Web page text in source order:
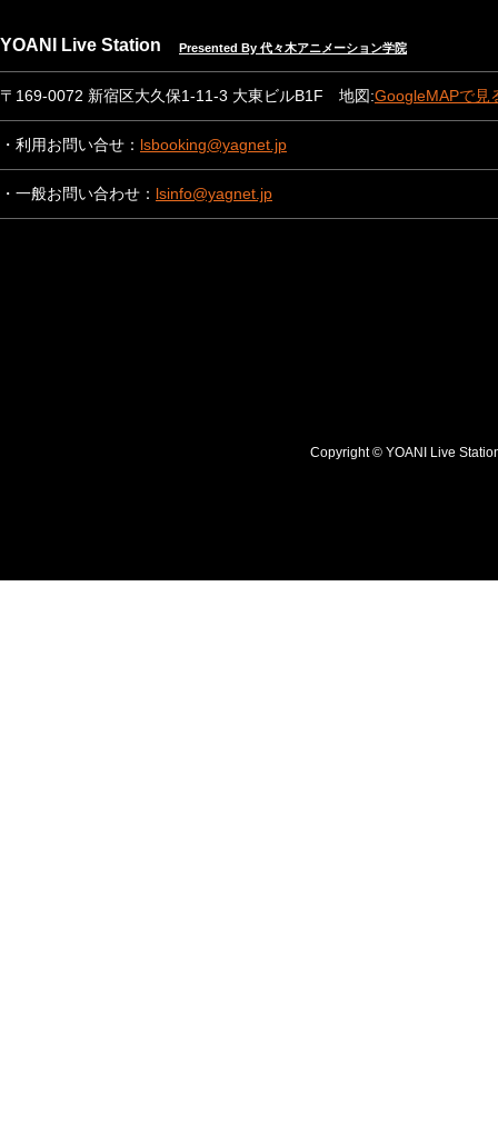
YOANI Live Station Presented By 代々木アニメーション学院
〒169-0072 新宿区大久保1-11-3 大東ビルB1F 地図:GoogleMAPで見
・利用お問い合せ： lsbooking@yagnet.jp
・一般お問い合わせ： lsinfo@yagnet.jp
Copyright © YOANI Live